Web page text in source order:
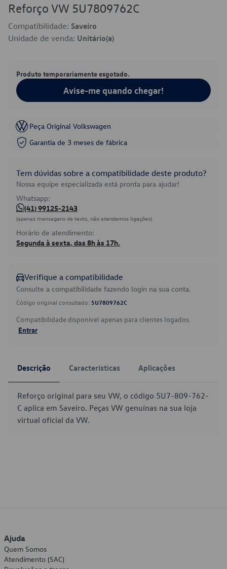
Reforço VW 5U7809762C
Compatibilidade: Saveiro
Unidade de venda: Unitário(a)
Produto temporariamente esgotado.
Avise-me quando chegar!
Peça Original Volkswagen
Garantia de 3 meses de fábrica
Tem dúvidas sobre a compatibilidade deste produto?
Nossa equipe especializada está pronta para ajudar!
Whatsapp:
(41) 99125-2143
(apenas mensagens de texto, não atendemos ligações)
Horário de atendimento:
Segunda à sexta, das 8h às 17h.
Verifique a compatibilidade
Consulte a compatibilidade fazendo login na sua conta.
Código original consultado: 5U7809762C
Compatibilidade disponível apenas para clientes logados.
Entrar
Descrição Características Aplicações
Reforço original para seu VW, o código 5U7-809-762-
C aplica em Saveiro. Peças VW genuínas na sua loja
virtual oficial da VW.
Ajuda
Quem Somos
Atendimento (SAC)